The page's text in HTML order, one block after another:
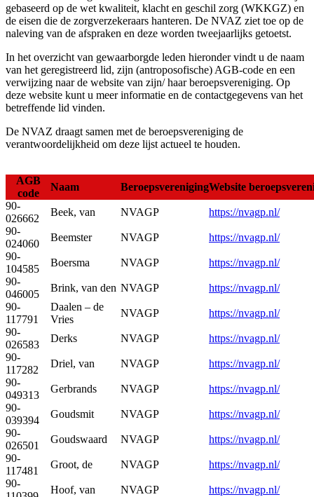
gebaseerd op de wet kwaliteit, klacht en geschil zorg (WKKGZ) en
de eisen die de zorgverzekeraars hanteren. De NVAZ ziet toe op de
naleving van de afspraken en deze worden tweejaarlijks getoetst.
In het overzicht van gewaarborgde leden hieronder vindt u de naam
van het geregistreerd lid, zijn (antroposofische) AGB-code en een
verwijzing naar de website van zijn/ haar beroepsvereniging. Op
deze website kunt u meer informatie en de contactgegevens van het
betreffende lid vinden.
De NVAZ draagt samen met de beroepsvereniging de
verantwoordelijkheid om deze lijst actueel te houden.
AGB
code
Naam BeroepsverenigingWebsite
90-
026662
Beek, van NVAGP
https://nvagp.nl/
90-
024060
Beemster NVAGP
https://nvagp.nl/
90-
104585
Boersma NVAGP
https://nvagp.nl/
90-
046005
Brink, van den NVAGP
https://nvagp.nl/
90-
117791
Daalen – de
Vries
NVAGP
https://nvagp.nl/
90-
026583
Derks NVAGP
https://nvagp.nl/
90-
117282
Driel, van NVAGP
https://nvagp.nl/
90-
049313
Gerbrands NVAGP
https://nvagp.nl/
90-
039394
Goudsmit NVAGP
https://nvagp.nl/
90-
026501
Goudswaard NVAGP
https://nvagp.nl/
90-
117481
Groot, de NVAGP
https://nvagp.nl/
90-
Hoof, van NVAGP
https://nvagp.nl/